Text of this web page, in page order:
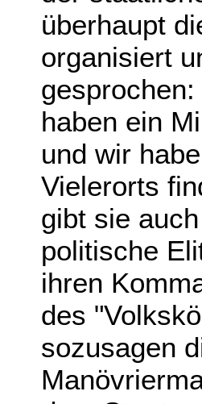
überhaupt
organisiert
haben ein
und wir
Vielerorts
gibt sie
politische
ihren
des
sozusagen